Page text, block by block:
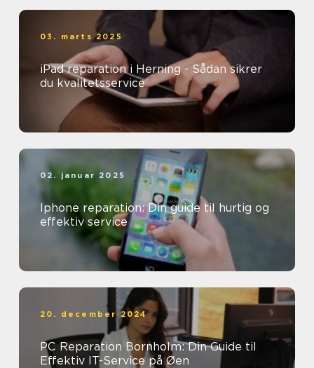
03. marts 2025
iPad reparation i Herning - Sådan sikrer
du kvalitetsservice
02. januar 2025
Iphone reparation: Din guide til hurtig og
effektiv service
20. december 2024
PC Reparation Bornholm: Din Guide til
Effektiv IT-Service på Øen